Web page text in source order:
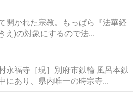
開かれた宗教。もっぱら『法華経
え)の対象にするので法...
永福寺［現］別府市鉄輪 風呂本鉄
にあり、県内唯一の時宗寺...